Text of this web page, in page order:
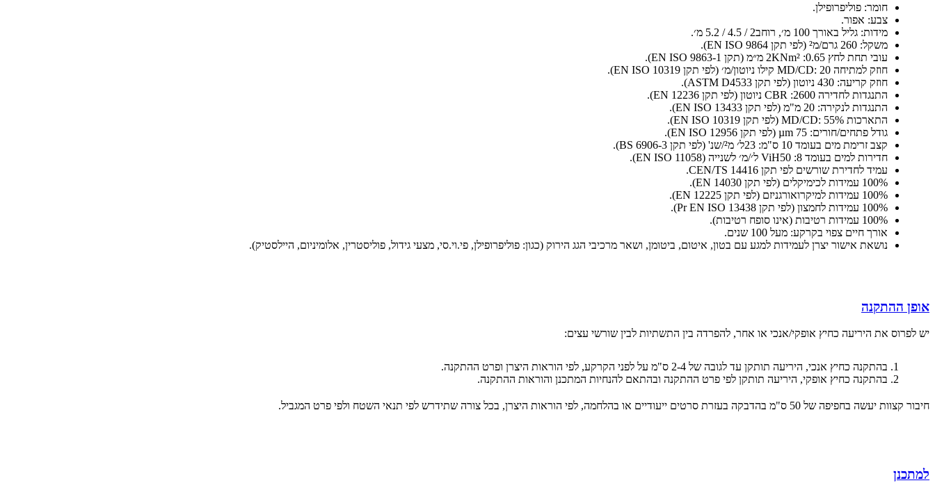
חומר: פוליפרופילן.
צבע: אפור.
מידות: גליל באורך 100 מ׳, רוחב2 / 4.5 / 5.2 מ׳.
משקל: 260 גרם/מ² (לפי תקן EN ISO 9864).
עובי תחת לחץ 2KNm² :0.65 מ״מ (תקן EN ISO 9863-1).
חוזק למתיחה MD/CD: 20 קילו ניוטון/מ׳ (לפי תקן EN ISO 10319).
חוזק קריעה: 430 ניוטון (לפי תקן ASTM D4533).
התנגדות לחדירה CBR :2600 ניוטון (לפי תקן EN 12236).
התנגדות לנקירה: 20 מ"מ (לפי תקן EN ISO 13433).
התארכות MD/CD: 55% (לפי תקן EN ISO 10319).
גודל פתחים/חורים: µm 75 (לפי תקן EN ISO 12956).
קצב זרימת מים בעומד 10 ס"מ: 23ל׳ מ²/שנ' (לפי תקן BS 6906-3).
חדירות למים בעומד ViH50 :8 ל׳/מ׳ לשנייה (EN ISO 11058).
עמיד לחדירת שורשים לפי תקן CEN/TS 14416.
100% עמידות לכימיקלים (לפי תקן EN 14030).
100% עמידות למיקרואורגניזם (לפי תקן EN 12225).
100% עמידות לחמצון (לפי תקן Pr EN ISO 13438).
100% עמידות רטיבות (אינו סופח רטיבות).
אורך חיים צפוי בקרקע: מעל 100 שנים.
נושאת אישור יצרן לעמידות למגע עם בטון, איטום, ביטומן, ושאר מרכיבי הגג הירוק (כגון: פוליפרופילן, פי.וי.סי, מצעי גידול, פוליסטרין, אלומיניום, היילסטיק).
אופן ההתקנה
יש לפרוס את היריעה כחיץ אופקי/אנכי או אחר, להפרדה בין התשתיות לבין שורשי עצים:
בהתקנה כחיץ אנכי, היריעה תותקן עד לגובה של 2-4 ס"מ על לפני הקרקע, לפי הוראות היצרן ופרט ההתקנה.
בהתקנה כחיץ אופקי, היריעה תותקן לפי פרט ההתקנה ובהתאם להנחיות המתכנן והוראות ההתקנה.
חיבור קצוות יעשה בחפיפה של 50 ס"מ בהדבקה בעזרת סרטים ייעודיים או בהלחמה, לפי הוראות היצרן, בכל צורה שתידרש לפי תנאי השטח ולפי פרט המגביל.
למתכנן